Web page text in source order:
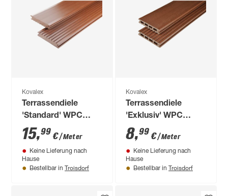
Kovalex
Terrassendiele
'Standard' WPC
braun 1000 x 145 x
26 mm
15,99 €/ Meter
Keine Lieferung nach
Hause
Bestellbar in Troisdorf
Kovalex
Terrassendiele
'Exklusiv' WPC
braun 1000 x 145 x
26 mm
8,99 €/ Meter
Keine Lieferung nach
Hause
Bestellbar in Troisdorf